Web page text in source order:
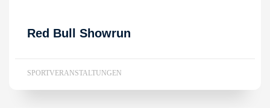
Red Bull Showrun
SPORTVERANSTALTUNGEN